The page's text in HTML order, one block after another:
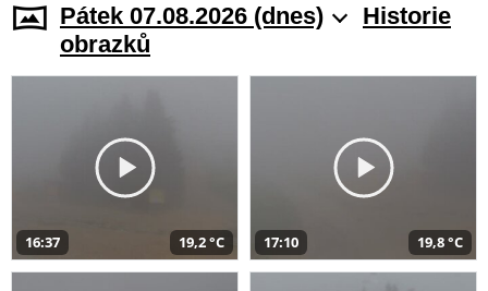
Pátek 07.08.2026 (dnes)
Historie
obrazků
16:37 19,2 °C 17:10 19,8 °C